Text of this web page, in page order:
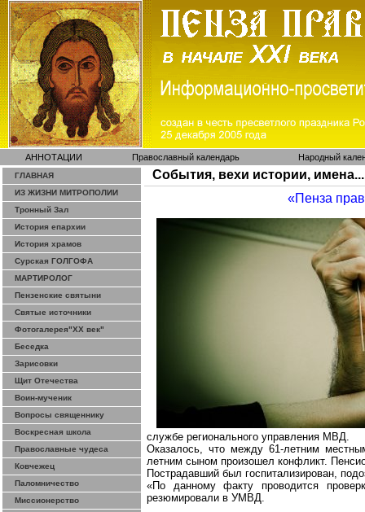
АННОТАЦИИ Православный календарь Народный
ГЛАВНАЯ
ИЗ ЖИЗНИ МИТРОПОЛИИ
Тронный Зал
История епархии
История храмов
Сурская ГОЛГОФА
МАРТИРОЛОГ
Пензенские святыни
Святые источники
Фотогалерея"ХХ век"
Беседка
Зарисовки
Щит Отечества
Воин-мученик
Вопросы священнику
Воскресная школа
Православные чудеса
Ковчежец
Паломничество
Миссионерство
События, вехи истории, имена...
«Пенза
службе регионального управления МВД.
Оказалось, что между 61-летним
летним сыном произошел конфликт.
Пострадавший был госпитализирован,
«По данному факту проводится
резюмировали в УМВД.